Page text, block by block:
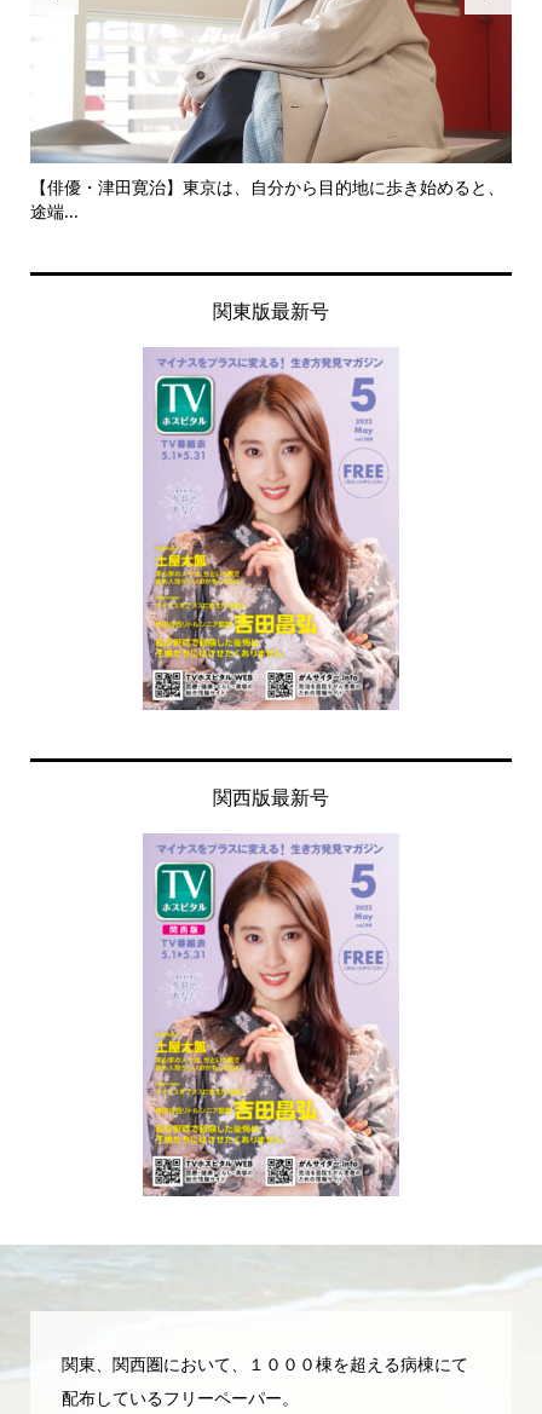
【俳優・津田寛治】東京は、自分から目的地に歩き始めると、
途端...
関東版最新号
関西版最新号
関東、関西圏において、１０００棟を超える病棟にて
配布しているフリーペーパー。